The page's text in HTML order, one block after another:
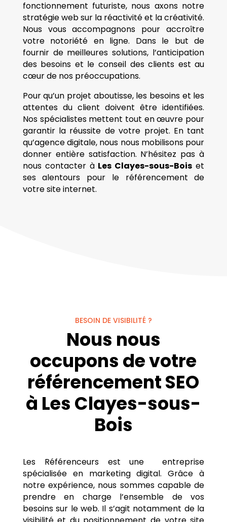
fonctionnement futuriste, nous axons notre
stratégie web sur la réactivité et la créativité.
Nous vous accompagnons pour accroître
votre notoriété en ligne. Dans le but de
fournir de meilleures solutions, l’anticipation
des besoins et le conseil des clients est au
cœur de nos préoccupations.
Pour qu’un projet aboutisse, les besoins et les
attentes du client doivent être identifiées.
Nos spécialistes mettent tout en œuvre pour
garantir la réussite de votre projet. En tant
qu’agence digitale, nous nous mobilisons pour
donner entière satisfaction. N’hésitez pas à
nous contacter à Les Clayes-sous-Bois et
ses alentours pour le référencement de
votre site internet.
BESOIN DE VISIBILITÉ ?
Nous nous
occupons de votre
référencement SEO
à Les Clayes-sous-
Bois
Les Référenceurs est une entreprise
spécialisée en marketing digital. Grâce à
notre expérience, nous sommes capable de
prendre en charge l’ensemble de vos
besoins sur le web. Il s’agit notamment de la